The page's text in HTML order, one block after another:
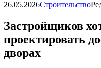
26.05.2026Строительство
Застройщиков
проектировать
дворах